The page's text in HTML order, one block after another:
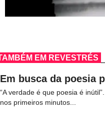
EM REVESTRÉS
Em busca da poesia
“A verdade é que poesia é
nos primeiros minutos...